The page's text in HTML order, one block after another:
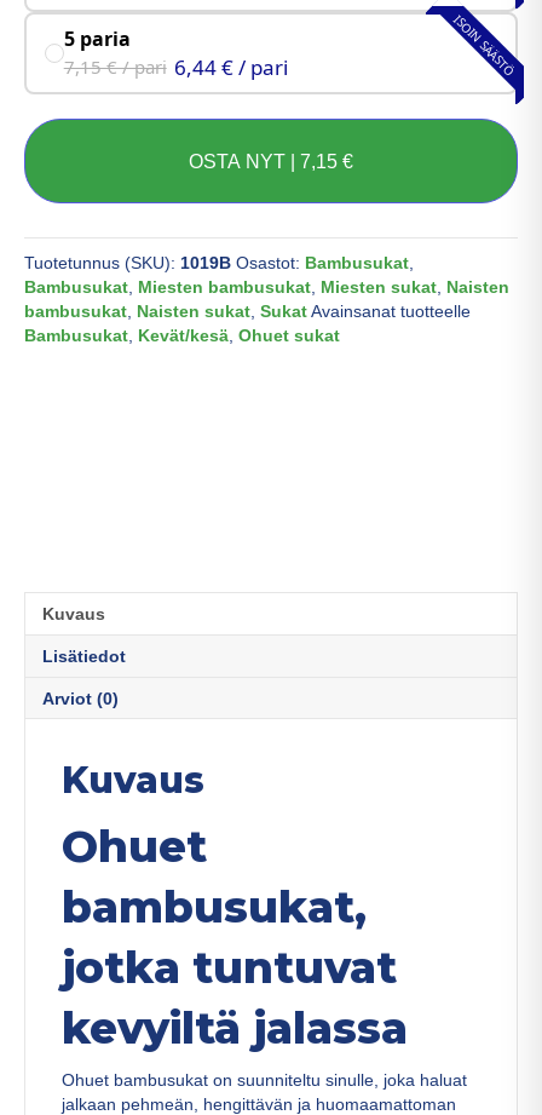
ISOIN SÄÄSTÖ
5 paria
7,15 € / pari 6,44 € / pari
OSTA NYT | 7,15 €
Tuotetunnus (SKU): 1019B Osastot: Bambusukat,
Bambusukat, Miesten bambusukat, Miesten sukat, Naisten
bambusukat, Naisten sukat, SukatAvainsanat tuotteelle
Bambusukat, Kevät/kesä, Ohuet sukat
Kuvaus
Lisätiedot
Arviot (0)
Kuvaus
Ohuet
bambusukat,
jotka tuntuvat
kevyiltä jalassa
Ohuet bambusukat on suunniteltu sinulle, joka haluat
jalkaan pehmeän, hengittävän ja huomaamattoman